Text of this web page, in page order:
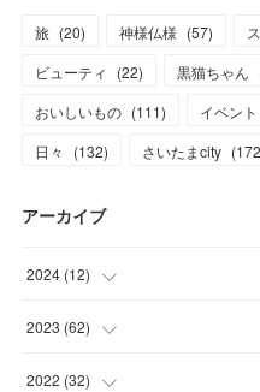
旅 (20) 神様仏様 (57)
ビューティ
(22) 黒猫ちゃん
おいしいもの (111) イベン
日々
(132) さいたまcity (
アーカイブ
2024 (12)
(1
(1
2023 (62)
(11 )
2022 (32)